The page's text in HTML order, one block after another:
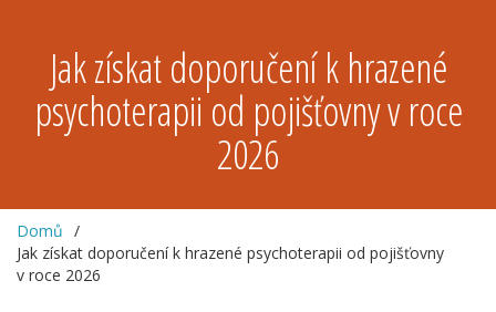
Jak získat doporučení k hrazené
psychoterapii od pojišťovny v roce
2026
Domů
Jak získat doporučení k hrazené psychoterapii od pojišťovny
v roce 2026